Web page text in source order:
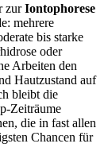
zurIontophorese
mehrere
bis starke
⁤oder
Arbeiten den
Hautzustand auf
bleibt die
die in fast allen
Chancen⁢ für